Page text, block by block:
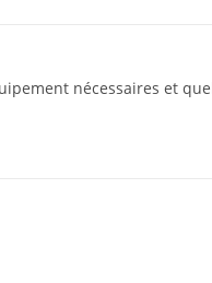
nécessaires et